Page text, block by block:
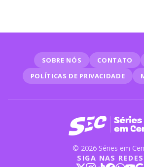
SOBRE NÓS CONTATO
POLÍTICAS DE PRIVACIDADE
© 2026 Séries em
SIGA NAS REDES